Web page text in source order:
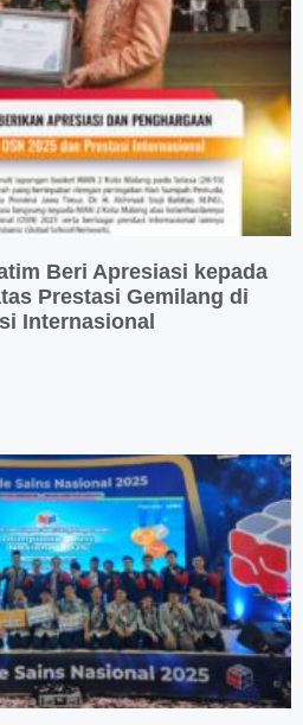
Beri Apresiasi kepada
Prestasi Gemilang di
Internasional